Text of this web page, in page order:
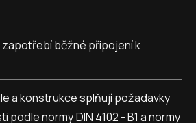
zapotřebí běžné připojení k
a konstrukce splňují požadavky
normy DIN 4102 - B1 a normy